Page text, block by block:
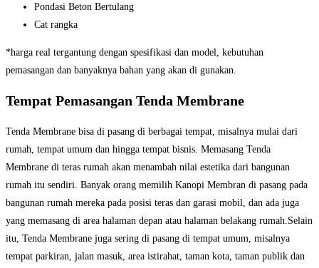
Pondasi Beton Bertulang
Cat rangka
*harga real tergantung dengan spesifikasi dan model, kebutuhan
pemasangan dan banyaknya bahan yang akan di gunakan.
Tempat Pemasangan Tenda Membrane
Tenda Membrane bisa di pasang di berbagai tempat, misalnya mulai dari
rumah, tempat umum dan hingga tempat bisnis. Memasang Tenda
Membrane di teras rumah akan menambah nilai estetika dari bangunan
rumah itu sendiri. Banyak orang memilih Kanopi Membran di pasang pada
bangunan rumah mereka pada posisi teras dan garasi mobil, dan ada juga
yang memasang di area halaman depan atau halaman belakang rumah.Selain
itu, Tenda Membrane juga sering di pasang di tempat umum, misalnya
tempat parkiran, jalan masuk, area istirahat, taman kota, taman publik dan